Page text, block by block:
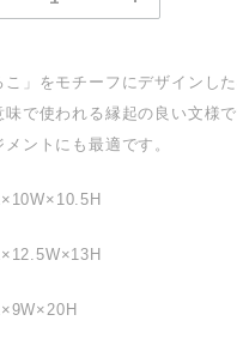
こ」をモチーフにデザインし
味で使われる縁起の良い文様
ントにも最適です。